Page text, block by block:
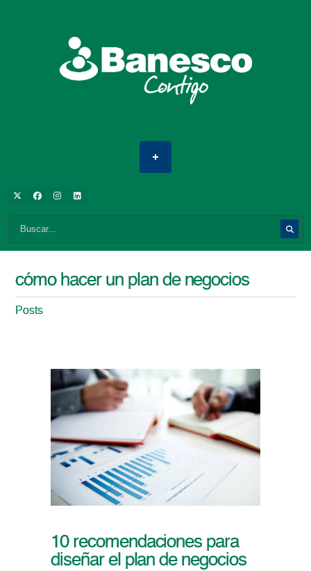
cómo hacer un plan de negocios
Posts
10 recomendaciones para
diseñar el plan de negocios